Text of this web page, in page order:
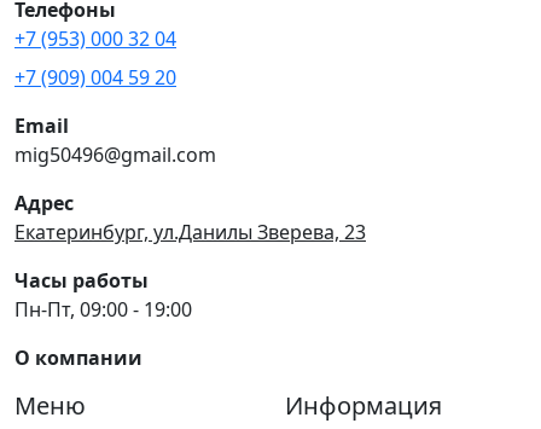
Телефоны
+7 (953) 000 32 04
+7 (909) 004 59 20
Email
mig50496@gmail.com
Адрес
Екатеринбург, ул.Данилы Зверева, 23
Часы работы
Пн-Пт, 09:00 - 19:00
О компании
Меню Информация